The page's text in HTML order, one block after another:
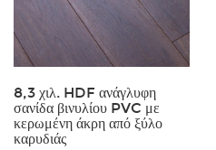
8,3 χιλ. HDF ανάγλυφη
σανίδα βινυλίου PVC με
κερωμένη άκρη από ξύλο
καρυδιάς